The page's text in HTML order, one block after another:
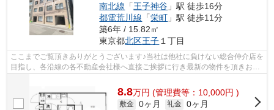
南北線 「王子神谷 」駅 徒歩16分
都電荒川線 「栄町 」駅 徒歩11分
築6年 / 15.82㎡
東京都北区王子 １丁目
ここまでご覧頂きありがとうございます♪当社は他社に負けない総合仲介店を
目指し、各沿線の各不動産会社様へ直接ご挨拶に行き最新の物件を頂きお客
8.8万円 (管理費等：10,000円 )
敷金 0ヶ月 礼金 0ヶ月